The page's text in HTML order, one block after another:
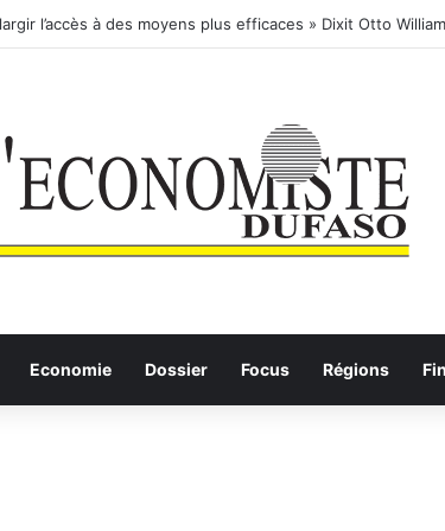
Economie Dossier Focus Régions